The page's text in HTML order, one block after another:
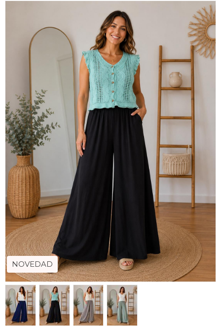
NOVEDAD